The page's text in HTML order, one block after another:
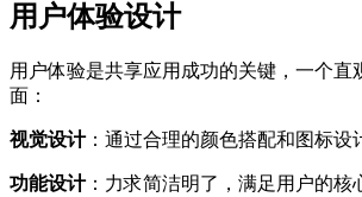
用户体验设计
用户体验是共享应用成功的关键，一个
面：
视觉设计：通过合理的颜色搭配和图标设
功能设计：力求简洁明了，满足用户的核